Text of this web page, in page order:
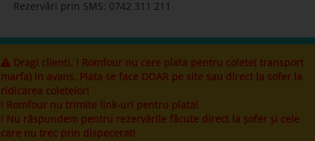
Rezervări prin SMS: 0742 311 211
Dragi clienti, ! Romfour nu cere plata pentru colete( transport
marfa) in avans. Plata se face DOAR pe site sau direct la sofer la
ridicarea coletelor!
! Romfour nu trimite link-uri pentru plata!
! Nu răspundem pentru rezervările făcute direct la șofer și cele
care nu trec prin dispecerat!